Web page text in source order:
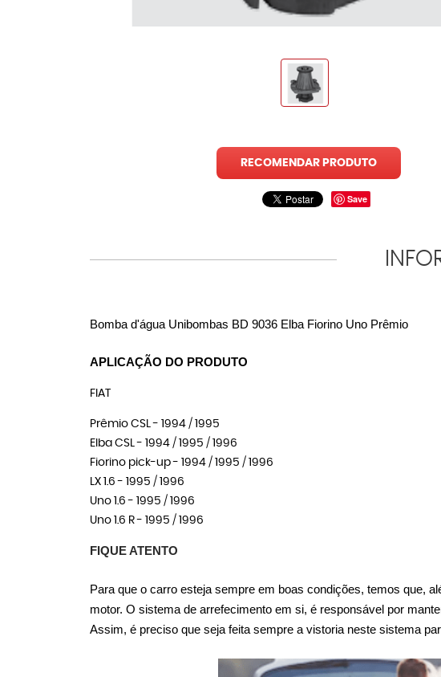
RECOMENDAR PRODUTO
Save
Bomba d'água Unibombas BD 9036 Elba Fiorino Uno Prêmio
APLICAÇÃO DO PRODUTO
FIAT
Prêmio CSL - 1994 / 1995
Elba CSL - 1994 / 1995 / 1996
Fiorino pick-up - 1994 / 1995 / 1996
LX 1.6 - 1995 / 1996
Uno 1.6 - 1995 / 1996
Uno 1.6 R - 1995 / 1996
FIQUE ATENTO
Para que o carro esteja sempre em boas condições, temos que,
motor. O sistema de arrefecimento em si, é responsável por
Assim, é preciso que seja feita sempre a vistoria neste sistema